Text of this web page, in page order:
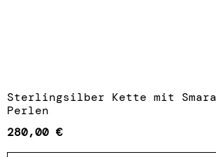
Sterlingsilber Kette mit
Perlen
280,00 €